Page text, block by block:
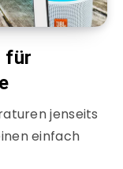
für
jenseits
einfach